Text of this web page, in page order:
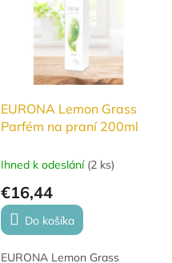
EURONA Lemon Grass
Parfém na praní 200ml
Ihned k odeslání (2 ks)
€16,44
Do košíka
EURONA Lemon Grass